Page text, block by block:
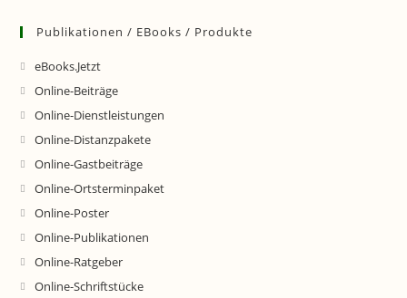
Publikationen / EBooks / Produkte
eBooks.Jetzt
Online-Beiträge
Online-Dienstleistungen
Online-Distanzpakete
Online-Gastbeiträge
Online-Ortsterminpaket
Online-Poster
Online-Publikationen
Online-Ratgeber
Online-Schriftstücke